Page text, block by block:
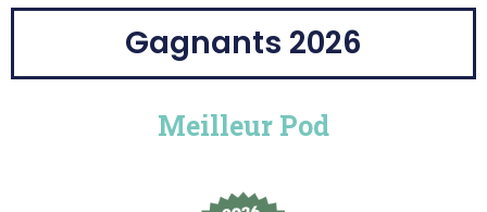
Gagnants 2026
Meilleur Pod